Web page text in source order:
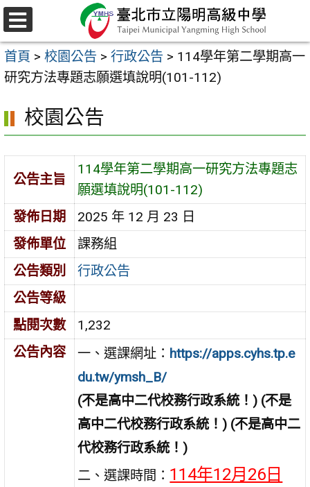
跳
至
主
要
容
區
選
單
首頁 > 校園公告 > 行政公告 > 114學年第二學期高一
研究方法專題志願選填說明(101-112)
校園公告
公告主旨
114學年第二學期高一研究方法專題志
願選填說明(101-112)
發佈日期
2025 年 12 月 23 日
發佈單位
課務組
公告類別
行政公告
公告等級
點閱次數
1,232
公告內容
一、選課網址： https://apps.cyhs.tp.e
du.tw/ymsh_B/
(不是高中二代校務行政系統！) (不是
高中二代校務行政系統！) (不是高中二
代校務行政系統！)
二、選課時間： 114年12月26日